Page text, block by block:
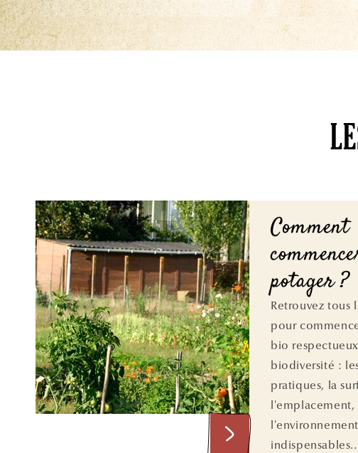
Comment
potager ?
Retrouvez tous
pour
bio
biodiversité :
pratiques, la
l'emplacement,